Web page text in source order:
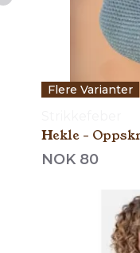
Flere Varianter
Hekle -
NOK 80